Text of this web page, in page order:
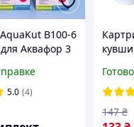
В100-6
Аквафор 3
5.0 (4)
147 ₴